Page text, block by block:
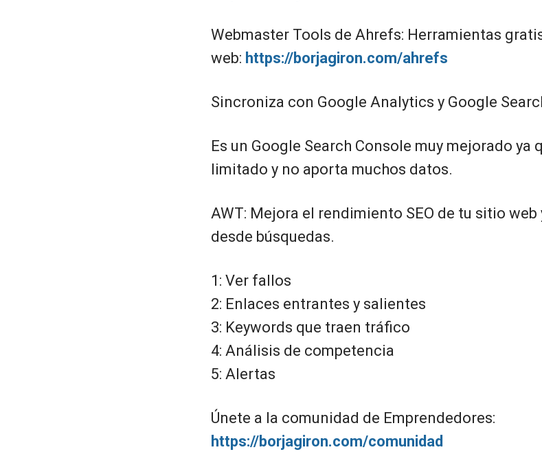
Webmaster Tools de Ahrefs: Herramientas
web: https://borjagiron.com/ahrefs
Sincroniza con Google Analytics y Google
Es un Google Search Console muy mejorado ya
limitado y no aporta muchos datos.
AWT: Mejora el rendimiento SEO de tu sitio
desde búsquedas.
1: Ver fallos
2: Enlaces entrantes y salientes
3: Keywords que traen tráfico
4: Análisis de competencia
5: Alertas
Únete a la comunidad de Emprendedores:
https://borjagiron.com/comunidad